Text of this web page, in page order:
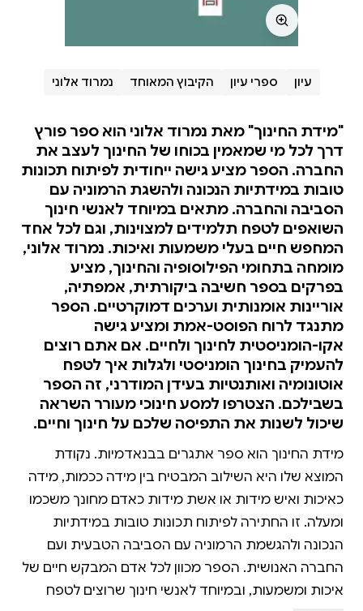
עיון ספרי עיון הקיבוץ המאוחד נמרוד אלוני
"מידת החינוך" מאת נמרוד אלוני הוא ספר פורץ
דרך לכל מי שמאמין בכוחו של החינוך לעצב את
החברה. הספר מציע גישה ייחודית לפיתוח תכונות
טובות במידתיות הנכונה ולהשגת הרמוניה עם
הסביבה והחברה. מתאים במיוחד לאנשי חינוך
השואפים לטפח תלמידים למצוינות, וגם לכל אחד
המחפש חיים בעלי משמעות ואיכות. נמרוד אלוני,
מומחה בתחומי הפילוסופיה והחינוך, מציע
בפרקים בספר חשיבה ביקורתית, אמפתיה,
אוריינות אומנותית וערכים דמוקרטיים. הספר
מתנגד לרוח הפוסט-אמת ומציע גישה
אקו-הומניסטית לחינוך ולחיים. אם אתם רוצים
להעמיק בחינוך הומניסטי ולגלות איך לטפח
אוטונומיה ואותנטיות בעידן המודרני, זה הספר
בשבילכם. הצטרפו למסע חינוכי מעורר השראה
שיכול לשנות את התפיסה שלכם על חינוך וחיים.
מידת החינוך הוא ספר אתגרים בבנאדמיות. נקודת
המוצא שלו היא השילוב המבטיח בין מידה ככמות, מידה
כאיכות ואיש מידות או אשת מידות כאדם מחונך משכמו
ומעלה. זו החתירה לפיתוח תכונות טובות במידתיות
הנכונה ולהגשמת הרמוניה עם הסביבה הטבעית ועם
החברה האנושית. הספר מכוון לכל אדם המבקש חיים של
איכות ומשמעות, ובמיוחד לאנשי חינוך שרוצים לטפח